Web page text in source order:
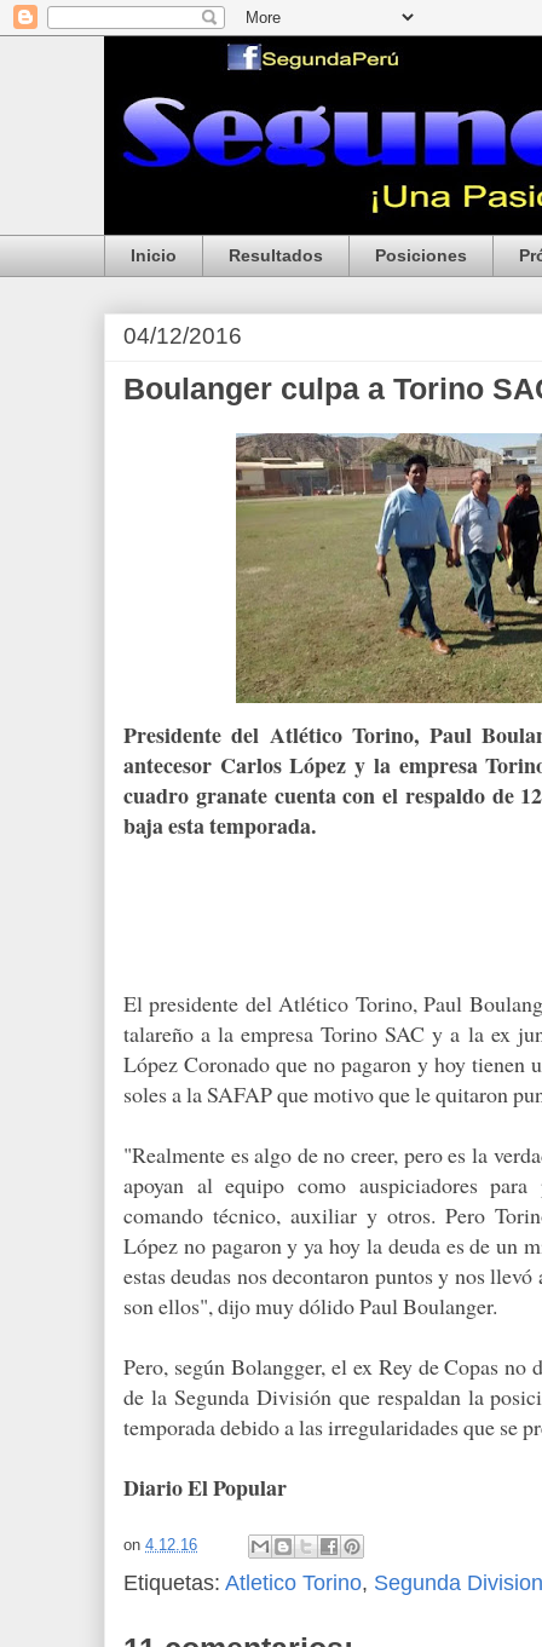
Inicio Resultados Posiciones
04/12/2016
Boulanger culpa a Torino
Presidente del Atlético Torino, Paul
antecesor Carlos López y la empresa
cuadro granate cuenta con el respaldo de
baja esta temporada.
El presidente del Atlético Torino, Paul
talareño a la empresa Torino SAC y a la ex
López Coronado que no pagaron y hoy tienen
soles a la SAFAP que motivo que le quitaron
"Realmente es algo de no creer, pero es la
apoyan al equipo como auspiciadores
comando técnico, auxiliar y otros. Pero
López no pagaron y ya hoy la deuda es de un
estas deudas nos decontaron puntos y nos
son ellos", dijo muy dólido Paul Boulanger.
Pero, según Bolangger, el ex Rey de Copas no
de la Segunda División que respaldan la
temporada debido a las irregularidades que se
Diario El Popular
on 4.12.16
Etiquetas: Atletico Torino, Segunda